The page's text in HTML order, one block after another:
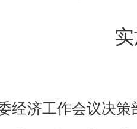
经济工作会议决策